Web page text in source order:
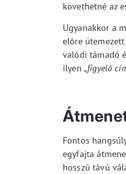
követhetné az
Ugyanakkor a
előre
valódi támadó
ilyen „figyelő
Fontos
egyfajta
hosszú távú